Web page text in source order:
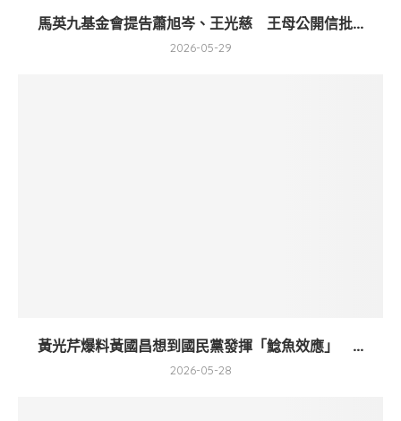
馬英九基金會提告蕭旭岑、王光慈 王母公開信批...
2026-05-29
黃光芹爆料黃國昌想到國民黨發揮「鯰魚效應」 ...
2026-05-28